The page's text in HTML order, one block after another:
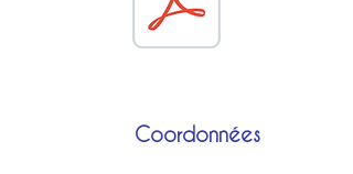
Coordonnées